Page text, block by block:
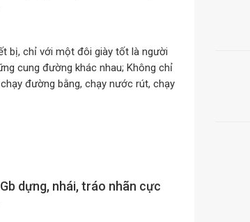
bị, chỉ với một đôi giày tốt là người
cung đường khác nhau; Không chỉ
đường bằng, chạy nước rút, chạy
dựng, nhái, tráo nhãn cực